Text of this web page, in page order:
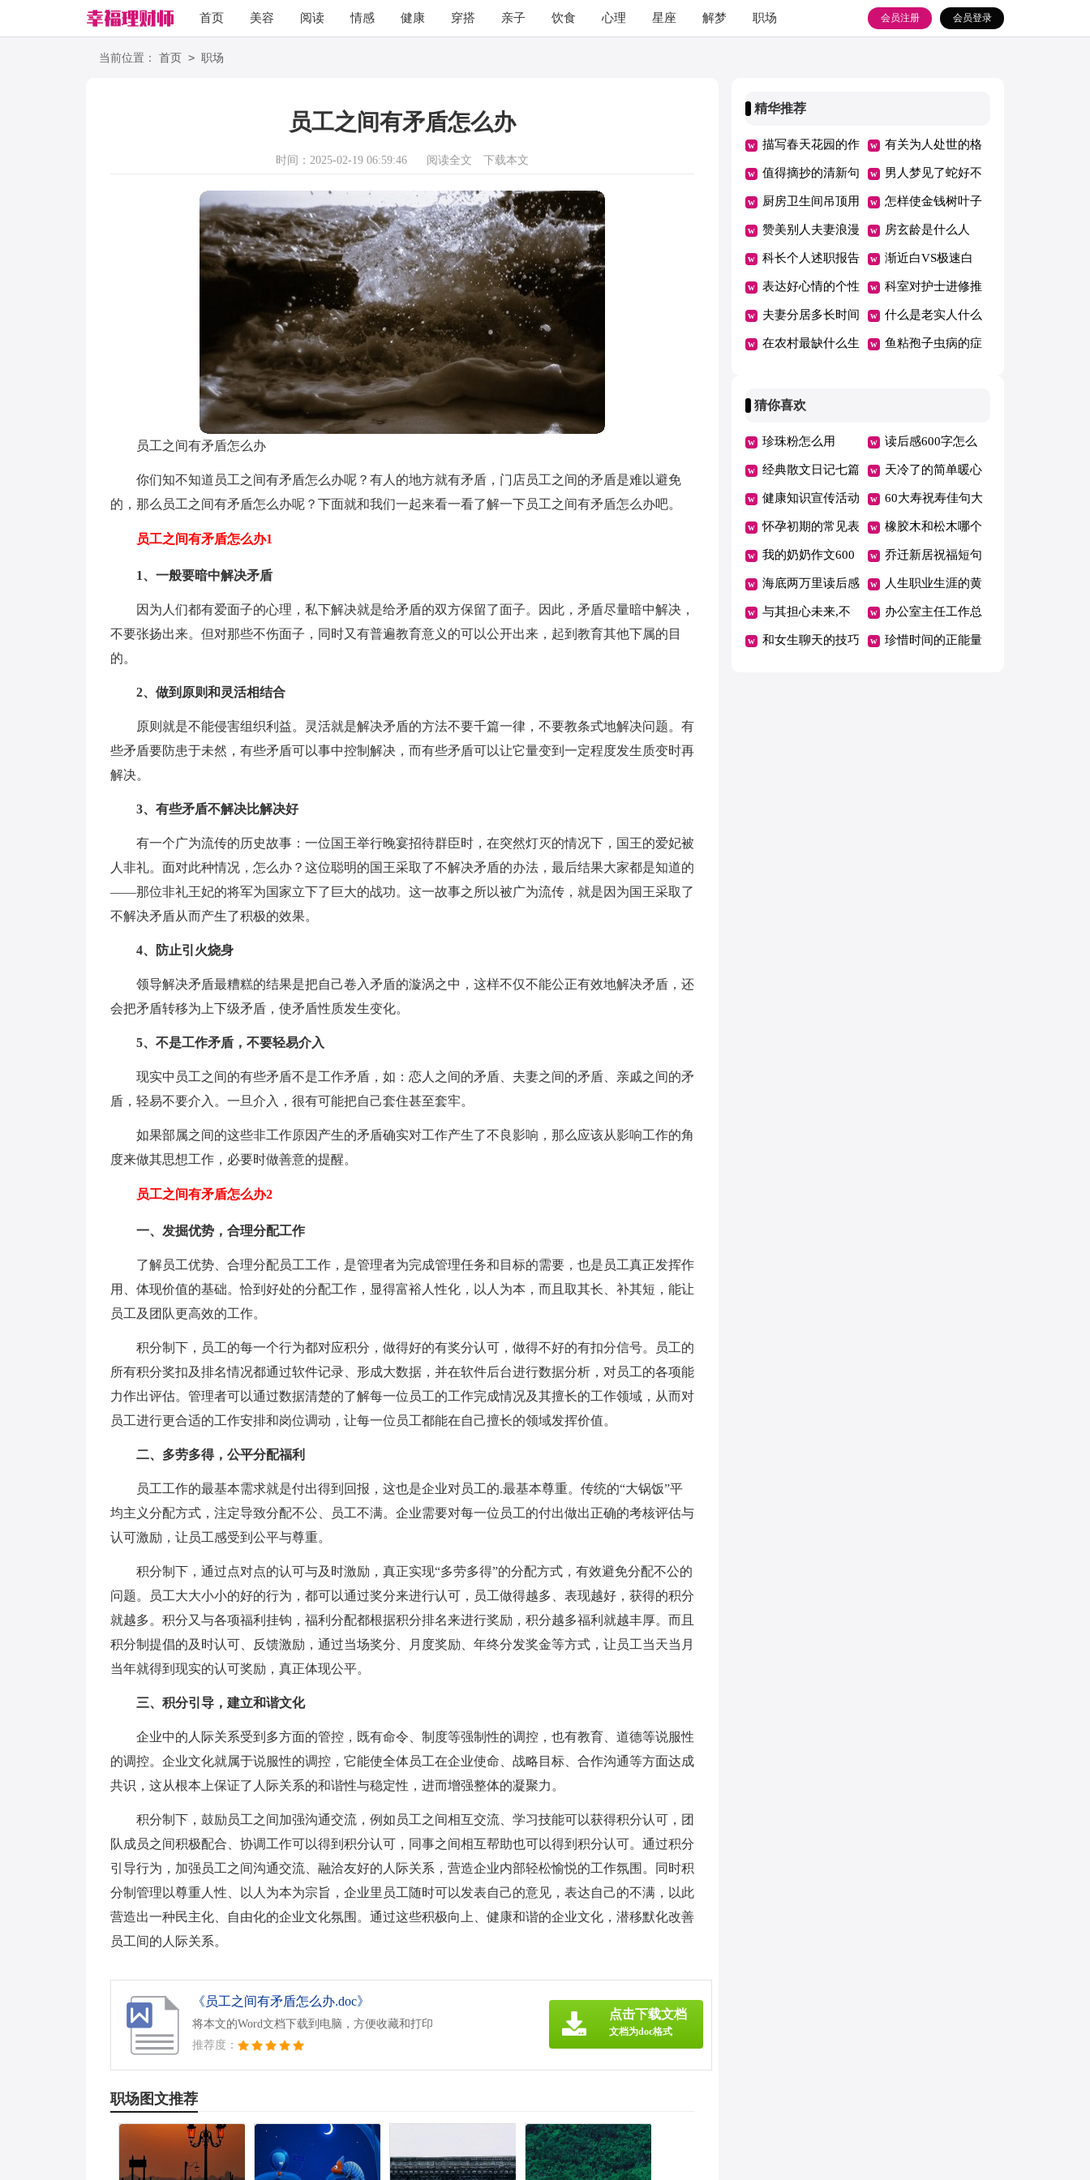
首页 美容 阅读 情感 健康 穿搭 亲子 饮食 心理 星座 解梦 职场
励志
会员登录
会员注册
当前位置： 首页 > 职场
员工之间有矛盾怎么办
时间：2025-02-19 06:59:46 阅读全文 下载本文
员工之间有矛盾怎么办
你们知不知道员工之间有矛盾怎么办呢？有人的地方就有矛盾，门店员工之间的矛盾是难以避免
的，那么员工之间有矛盾怎么办呢？下面就和我们一起来看一看了解一下员工之间有矛盾怎么办吧。
员工之间有矛盾怎么办1
1、一般要暗中解决矛盾
因为人们都有爱面子的心理，私下解决就是给矛盾的双方保留了面子。因此，矛盾尽量暗中解决，
不要张扬出来。但对那些不伤面子，同时又有普遍教育意义的可以公开出来，起到教育其他下属的目
的。
2、做到原则和灵活相结合
原则就是不能侵害组织利益。灵活就是解决矛盾的方法不要千篇一律，不要教条式地解决问题。有
些矛盾要防患于未然，有些矛盾可以事中控制解决，而有些矛盾可以让它量变到一定程度发生质变时再
解决。
3、有些矛盾不解决比解决好
有一个广为流传的历史故事：一位国王举行晚宴招待群臣时，在突然灯灭的情况下，国王的爱妃被
人非礼。面对此种情况，怎么办？这位聪明的国王采取了不解决矛盾的办法，最后结果大家都是知道的
——那位非礼王妃的将军为国家立下了巨大的战功。这一故事之所以被广为流传，就是因为国王采取了
不解决矛盾从而产生了积极的效果。
4、防止引火烧身
领导解决矛盾最糟糕的结果是把自己卷入矛盾的漩涡之中，这样不仅不能公正有效地解决矛盾，还
会把矛盾转移为上下级矛盾，使矛盾性质发生变化。
5、不是工作矛盾，不要轻易介入
现实中员工之间的有些矛盾不是工作矛盾，如：恋人之间的矛盾、夫妻之间的矛盾、亲戚之间的矛
盾，轻易不要介入。一旦介入，很有可能把自己套住甚至套牢。
如果部属之间的这些非工作原因产生的矛盾确实对工作产生了不良影响，那么应该从影响工作的角
度来做其思想工作，必要时做善意的提醒。
员工之间有矛盾怎么办2
一、发掘优势，合理分配工作
了解员工优势、合理分配员工工作，是管理者为完成管理任务和目标的需要，也是员工真正发挥作
用、体现价值的基础。恰到好处的分配工作，显得富裕人性化，以人为本，而且取其长、补其短，能让
员工及团队更高效的工作。
积分制下，员工的每一个行为都对应积分，做得好的有奖分认可，做得不好的有扣分信号。员工的
所有积分奖扣及排名情况都通过软件记录、形成大数据，并在软件后台进行数据分析，对员工的各项能
力作出评估。管理者可以通过数据清楚的了解每一位员工的工作完成情况及其擅长的工作领域，从而对
员工进行更合适的工作安排和岗位调动，让每一位员工都能在自己擅长的领域发挥价值。
二、多劳多得，公平分配福利
员工工作的最基本需求就是付出得到回报，这也是企业对员工的.最基本尊重。传统的“大锅饭”平
均主义分配方式，注定导致分配不公、员工不满。企业需要对每一位员工的付出做出正确的考核评估与
认可激励，让员工感受到公平与尊重。
积分制下，通过点对点的认可与及时激励，真正实现“多劳多得”的分配方式，有效避免分配不公的
问题。员工大大小小的好的行为，都可以通过奖分来进行认可，员工做得越多、表现越好，获得的积分
就越多。积分又与各项福利挂钩，福利分配都根据积分排名来进行奖励，积分越多福利就越丰厚。而且
积分制提倡的及时认可、反馈激励，通过当场奖分、月度奖励、年终分发奖金等方式，让员工当天当月
当年就得到现实的认可奖励，真正体现公平。
三、积分引导，建立和谐文化
企业中的人际关系受到多方面的管控，既有命令、制度等强制性的调控，也有教育、道德等说服性
的调控。企业文化就属于说服性的调控，它能使全体员工在企业使命、战略目标、合作沟通等方面达成
共识，这从根本上保证了人际关系的和谐性与稳定性，进而增强整体的凝聚力。
积分制下，鼓励员工之间加强沟通交流，例如员工之间相互交流、学习技能可以获得积分认可，团
队成员之间积极配合、协调工作可以得到积分认可，同事之间相互帮助也可以得到积分认可。通过积分
引导行为，加强员工之间沟通交流、融洽友好的人际关系，营造企业内部轻松愉悦的工作氛围。同时积
分制管理以尊重人性、以人为本为宗旨，企业里员工随时可以发表自己的意见，表达自己的不满，以此
营造出一种民主化、自由化的企业文化氛围。通过这些积极向上、健康和谐的企业文化，潜移默化改善
员工间的人际关系。
《员工之间有矛盾怎么办.doc》
将本文的Word文档下载到电脑，方便收藏和打印
推荐度：
点击下载文档
文档为doc格式
职场图文推荐
精华推荐
描写春天花园的作
文
有关为人处世的格
言
值得摘抄的清新句
子
男人梦见了蛇好不
好
厨房卫生间吊顶用
什么材料好
怎样使金钱树叶子
更绿
赞美别人夫妻浪漫 房玄龄是什么人
科长个人述职报告 渐近白VS极速白
哪种更适合你美容
表达好心情的个性
说说短语
科室对护士进修推
荐信
夫妻分居多长时间
算自动离婚
什么是老实人什么
是机灵人
在农村最缺什么生 鱼粘孢子虫病的症
猜你喜欢
珍珠粉怎么用 读后感600字怎么
写
经典散文日记七篇 天冷了的简单暖心
话短句
健康知识宣传活动
方案
60大寿祝寿佳句大
全
怀孕初期的常见表
现
橡胶木和松木哪个
好
我的奶奶作文600
字
乔迁新居祝福短句
海底两万里读后感
范文
人生职业生涯的黄
金阶段
与其担心未来,不
如现在好好努力美
办公室主任工作总
结
和女生聊天的技巧 珍惜时间的正能量